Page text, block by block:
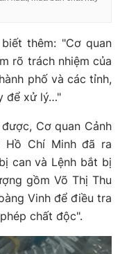
thêm: "Cơ quan
rõ trách nhiệm của
phố và các tỉnh,
để xử lý…"
Cơ quan Cảnh
Hồ Chí Minh đã ra
can và Lệnh bắt bị
gồm Võ Thị Thu
Vinh để điều tra
chất độc".